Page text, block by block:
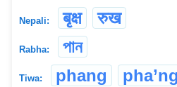
Nepali: बृक्ष रुख
Rabha: পান
Tiwa: phang pha’ng